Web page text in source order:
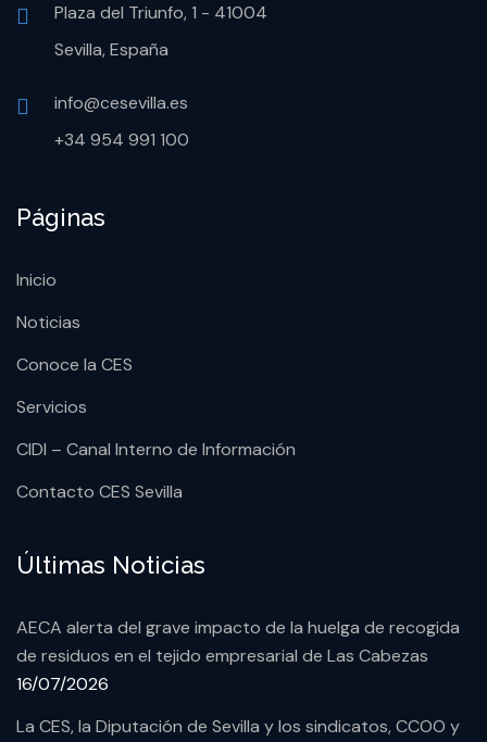
Plaza del Triunfo, 1 - 41004
Sevilla, España
info@cesevilla.es
+34 954 991 100
Páginas
Inicio
Noticias
Conoce la CES
Servicios
CIDI – Canal Interno de Información
Contacto CES Sevilla
Últimas Noticias
AECA alerta del grave impacto de la huelga de recogida
de residuos en el tejido empresarial de Las Cabezas
16/07/2026
La CES, la Diputación de Sevilla y los sindicatos, CCOO y